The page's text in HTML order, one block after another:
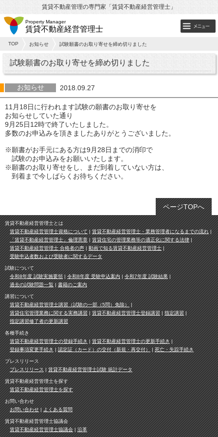
賃貸不動産管理の専門家「賃貸不動産経営管理士」
Property Manager
賃貸不動産経営管理士
TOP お知らせ 試験願書のお取り寄せを締め切りました
試験願書のお取り寄せを締め切りました
お知らせ 2018.09.27
11月18日に行われます試験の願書のお取り寄せを
お知らせしていた通り
9月25日12時で終了いたしました。
多数のお申込みを頂きましたありがとうございました。
※願書がお手元にある方は9月28日までの消印で
試験のお申込みをお願いいたします。
※願書のお取り寄せをし、まだ到着していない方は、
到着まで今しばらくお待ちください。
ページTOPへ
賃貸不動産経営管理士とは
賃貸不動産経営管理士資格について
賃貸不動産経営管理士・業務管理者になるまでの流れ
「賃貸不動産経営管理士」倫理憲章
賃貸住宅の管理業務等の適正化に関する法律
賃貸不動産経営管理士 合格者の声
動画で知る賃貸不動産経営管理士
受験申込者数および受験者に関するデータ
試験について
令和8年度 試験実施要領
令和8年度 受験申込案内
令和7年度 試験結果
過去の試験問題一覧
書籍のご案内
講習について
賃貸不動産経営管理士講習（試験の一部（5問）免除）
賃貸住宅管理業務に関する実務講習
賃貸不動産経営管理士登録講習
指定講習
指定講習修了者の更新講習
各種手続き
賃貸不動産経営管理士の登録手続き
賃貸不動産経営管理士の更新手続き
登録事項変更手続き
認定証（カード）の交付（新規・再交付） 死亡・失踪手続き
プレスリリース
プレスリリース
賃貸不動産経営管理士試験 統計データ
賃貸不動産経営管理士を探す
賃貸不動産経営管理士を探す
お問い合わせ
お問い合わせ
よくある質問
賃貸不動産経営管理士協議会
賃貸不動産経営管理士協議会
沿革